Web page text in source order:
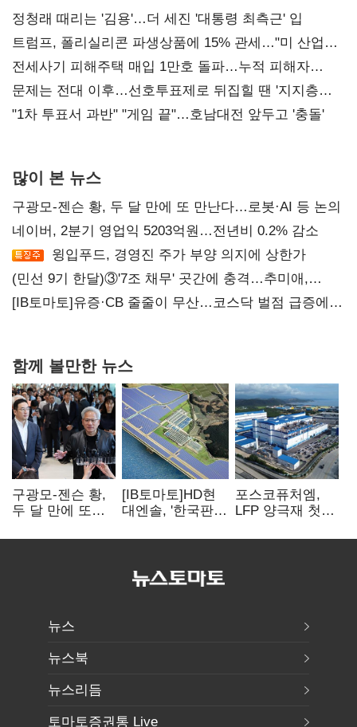
정청래 때리는 '김용'…더 세진 '대통령 최측근' 입
트럼프, 폴리실리콘 파생상품에 15% 관세…"미 산업
재건"
전세사기 피해주택 매입 1만호 돌파…누적 피해자
4만278명
문제는 전대 이후…선호투표제로 뒤집힐 땐 '지지층
불복'
"1차 투표서 과반" "게임 끝"…호남대전 앞두고 '충돌'
많이 본 뉴스
구광모-젠슨 황, 두 달 만에 또 만난다…로봇·AI 등 논의
네이버, 2분기 영업익 5203억원…전년비 0.2% 감소
윙입푸드, 경영진 주가 부양 의지에 상한가
(민선 9기 한달)③'7조 채무' 곳간에 충격…추미애,
20년만에 '비상재정' 선언 승부수
[IB토마토]유증·CB 줄줄이 무산…코스닥 벌점 급증에
함께 볼만한 뉴스
구광모-젠슨 황,
두 달 만에 또
등 논의
[IB토마토]HD현
대엔솔, '한국판
세액공제 선택이
포스코퓨처엠,
LFP 양극재 첫
ESS 시장 공략
뉴스
뉴스북
뉴스리듬
토마토증권통 Live